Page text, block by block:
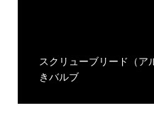
スクリューブリード（ア
きバルブ